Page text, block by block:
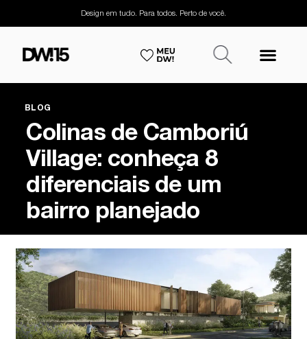
Design em tudo. Para todos. Perto de você.
BLOG
Colinas de Camboriú
Village: conheça 8
diferenciais de um
bairro planejado